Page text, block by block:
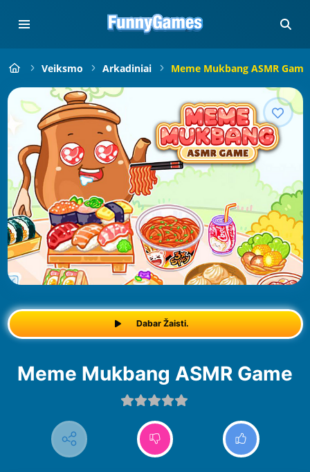
Veiksmo Arkadiniai Meme Mukbang ASMR Game
Dabar Žaisti.
Meme Mukbang ASMR Game